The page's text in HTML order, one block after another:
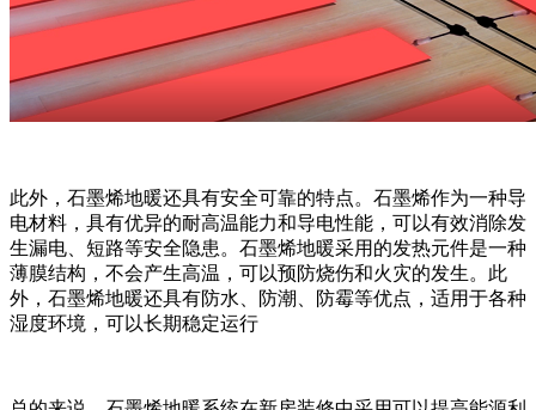
此外，石墨烯地暖还具有安全可靠的特点。石墨烯作为一种导
电材料，具有优异的耐高温能力和导电性能，可以有效消除发
生漏电、短路等安全隐患。石墨烯地暖采用的发热元件是一种
薄膜结构，不会产生高温，可以预防烧伤和火灾的发生。此
外，石墨烯地暖还具有防水、防潮、防霉等优点，适用于各种
湿度环境，可以长期稳定运行